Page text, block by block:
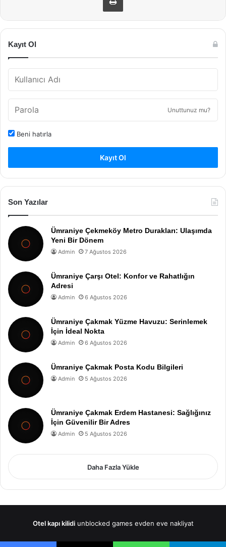
Kayıt Ol
Unuttunuz mu?
Beni hatırla
Kayıt Ol
Son Yazılar
Ümraniye Çekmeköy Metro Durakları: Ulaşımda
Yeni Bir Dönem
Admin 7 Ağustos 2026
Ümraniye Çarşı Otel: Konfor ve Rahatlığın
Adresi
Admin 6 Ağustos 2026
Ümraniye Çakmak Yüzme Havuzu: Serinlemek
İçin İdeal Nokta
Admin 6 Ağustos 2026
Ümraniye Çakmak Posta Kodu Bilgileri
Admin 5 Ağustos 2026
Ümraniye Çakmak Erdem Hastanesi: Sağlığınız
İçin Güvenilir Bir Adres
Admin 5 Ağustos 2026
Daha Fazla Yükle
Otel kapı kilidi unblocked games evden eve nakliyat